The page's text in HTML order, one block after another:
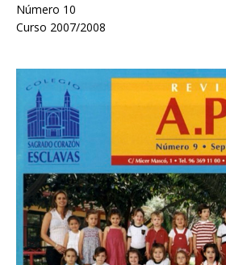
Número 10
Curso 2007/2008